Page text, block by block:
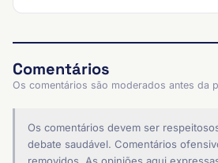
Comentários
Os comentários são moderados antes da
Os comentários devem ser
debate saudável. Comentários
removidos. As opiniões aqui